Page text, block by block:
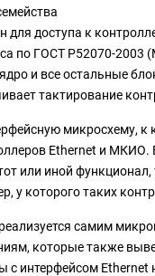
доступа к
по ГОСТ Р52070-2003
и все остальные
тактирование
микросхему,
Ethernet и
или иной функционал,
у которого таких
самим
которые также
интерфейсом Ethernet